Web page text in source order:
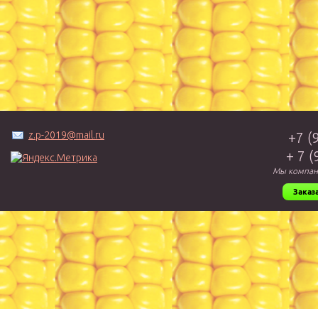
z.p-2019@mail.ru
+7
+ 7
Мы